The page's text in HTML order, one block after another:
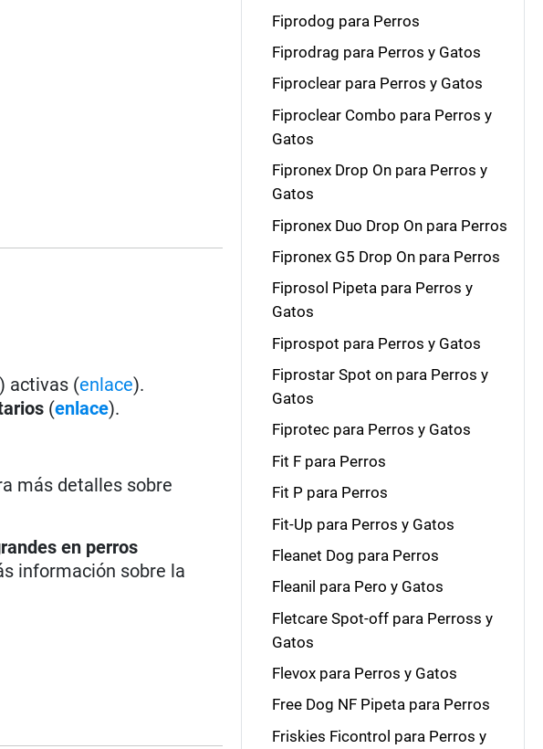
activas (enlace).
(enlace).
más detalles sobre
en perros
información sobre la
Fiprodog para Perros
Fiprodrag para Perros y Gatos
Fiproclear para Perros y Gatos
Fiproclear Combo para Perros y
Gatos
Fipronex Drop On para Perros y
Gatos
Fipronex Duo Drop On para Perros
Fipronex G5 Drop On para Perros
Fiprosol Pipeta para Perros y
Gatos
Fiprospot para Perros y Gatos
Fiprostar Spot on para Perros y
Gatos
Fiprotec para Perros y Gatos
Fit F para Perros
Fit P para Perros
Fit-Up para Perros y Gatos
Fleanet Dog para Perros
Fleanil para Pero y Gatos
Fletcare Spot-off para Perross y
Gatos
Flevox para Perros y Gatos
Free Dog NF Pipeta para Perros
Friskies Ficontrol para Perros y